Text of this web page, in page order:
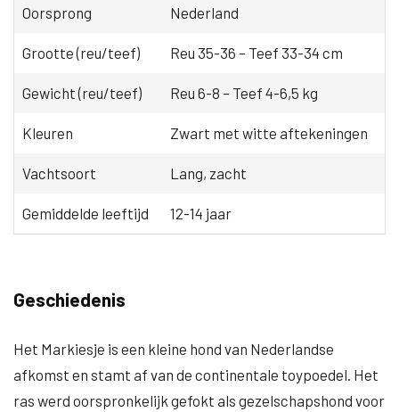
Oorsprong Nederland
Grootte (reu/teef) Reu 35-36 – Teef 33-34 cm
Gewicht (reu/teef) Reu 6-8 – Teef 4-6,5 kg
Kleuren Zwart met witte aftekeningen
Vachtsoort Lang, zacht
Gemiddelde leeftijd 12-14 jaar
Geschiedenis
Het Markiesje is een kleine hond van Nederlandse
afkomst en stamt af van de continentale toypoedel. Het
ras werd oorspronkelijk gefokt als gezelschapshond voor